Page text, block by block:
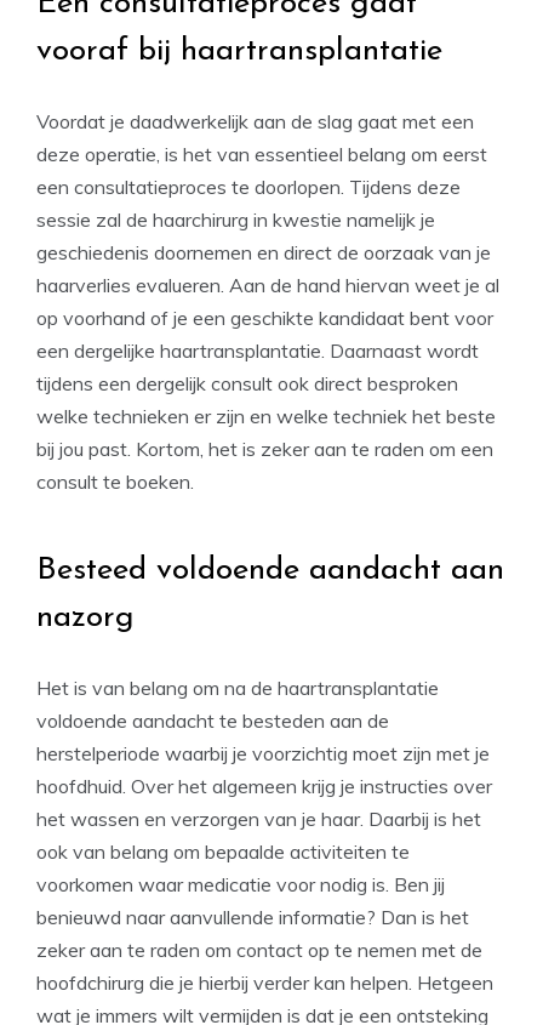
vooraf bij haartransplantatie
Voordat je daadwerkelijk aan de slag gaat met een
deze operatie, is het van essentieel belang om eerst
een consultatieproces te doorlopen. Tijdens deze
sessie zal de haarchirurg in kwestie namelijk je
geschiedenis doornemen en direct de oorzaak van je
haarverlies evalueren. Aan de hand hiervan weet je al
op voorhand of je een geschikte kandidaat bent voor
een dergelijke haartransplantatie. Daarnaast wordt
tijdens een dergelijk consult ook direct besproken
welke technieken er zijn en welke techniek het beste
bij jou past. Kortom, het is zeker aan te raden om een
consult te boeken.
Besteed voldoende aandacht aan
nazorg
Het is van belang om na de haartransplantatie
voldoende aandacht te besteden aan de
herstelperiode waarbij je voorzichtig moet zijn met je
hoofdhuid. Over het algemeen krijg je instructies over
het wassen en verzorgen van je haar. Daarbij is het
ook van belang om bepaalde activiteiten te
voorkomen waar medicatie voor nodig is. Ben jij
benieuwd naar aanvullende informatie? Dan is het
zeker aan te raden om contact op te nemen met de
hoofdchirurg die je hierbij verder kan helpen. Hetgeen
wat je immers wilt vermijden is dat je een ontsteking